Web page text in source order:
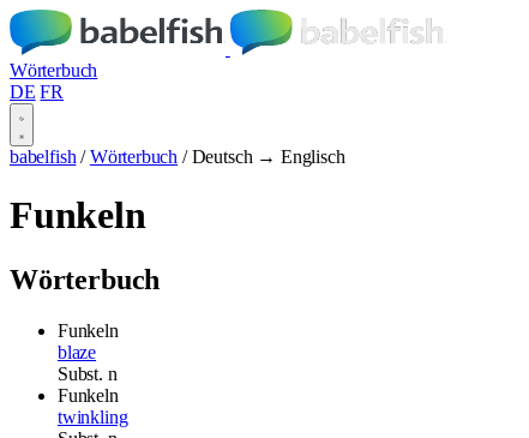
Wörterbuch
DE FR
babelfish / Wörterbuch / Deutsch → Englisch
Funkeln
Wörterbuch
Funkeln
blaze
Subst. n
Funkeln
twinkling